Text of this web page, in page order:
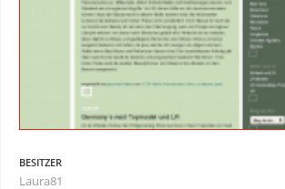
BESITZER
Laura81